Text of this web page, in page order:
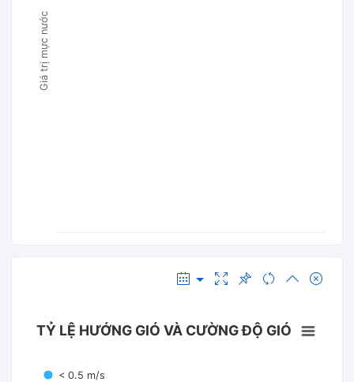
Giá trị mực nước
TỶ LỆ HƯỚNG GIÓ VÀ CƯỜNG ĐỘ GIÓ
< 0.5 m/s